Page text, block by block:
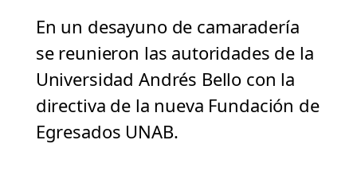
En un desayuno de camaradería
se reunieron las autoridades de la
Universidad Andrés Bello con la
directiva de la nueva Fundación de
Egresados UNAB.